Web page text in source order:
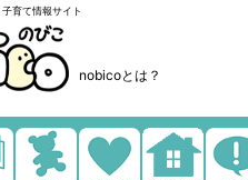
育て情報サイト
nobicoとは？